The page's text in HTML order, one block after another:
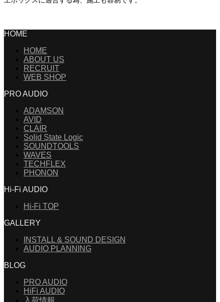
HOME
HOME
ABOUT US
RECRUIT
WEB SHOP
PRO AUDIO
ADAMSON
AVID
CLAIR
Solid State Logic
SOUNDTOOLS
WAVES
TECHFLEX
PHONON
Hi-Fi AUDIO
Hi-Fi TOP
GALLERY
INSTALL & SOUND DESIGN
AUDIO PLANNING
BLOG
PRO AUDIO
HiFi AUDIO
入荷情報